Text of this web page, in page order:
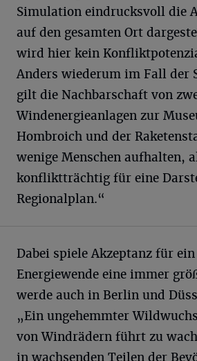
Simulation eindrucksvoll die
auf den gesamten Ort
wird hier kein
Anders wiederum im Fall der
gilt die Nachbarschaft von
Windenergieanlagen zur
Hombroich und der
wenige Menschen aufhalten,
konfliktträchtig für eine
Regionalplan.“
Dabei spiele Akzeptanz für
Energiewende eine immer
werde auch in Berlin und
„Ein ungehemmter
von Windrädern führt zu
in wachsenden Teilen der